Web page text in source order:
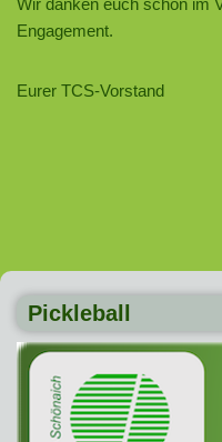
Wir danken euch schon im
Engagement.
Eurer TCS-Vorstand
Pickleball